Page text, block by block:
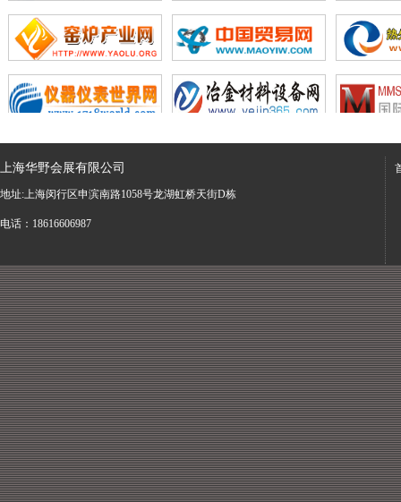
上海华野会展有限公司
地址:上海闵行区申滨南路1058号龙湖虹桥天街D栋
电话：18616606987